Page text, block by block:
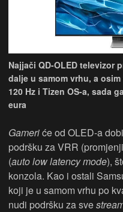
Najjači QD-OLED televizor
dalje u samom vrhu, a
120 Hz i Tizen OS-a, sada
eura
Gameriće od OLED-a
podršku za VRR
(auto low latency mode),
konzola. Kao i ostali
koji je u samom vrhu po
nudi podršku za sve